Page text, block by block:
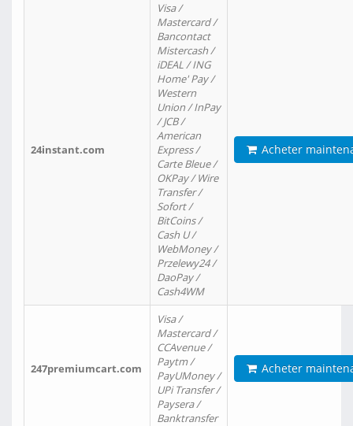
24instant.com
Visa /
Mastercard /
Bancontact
Mistercash /
iDEAL / ING
Home' Pay /
Western
Union / InPay
/ JCB /
American
Express /
Carte Bleue /
OKPay / Wire
Transfer /
Sofort /
BitCoins /
Cash U /
WebMoney /
Przelewy24 /
DaoPay /
Cash4WM
Acheter
247premiumcart.com
Visa /
Mastercard /
CCAvenue /
Paytm /
PayUMoney /
UPi Transfer /
Paysera /
Banktransfer
Acheter